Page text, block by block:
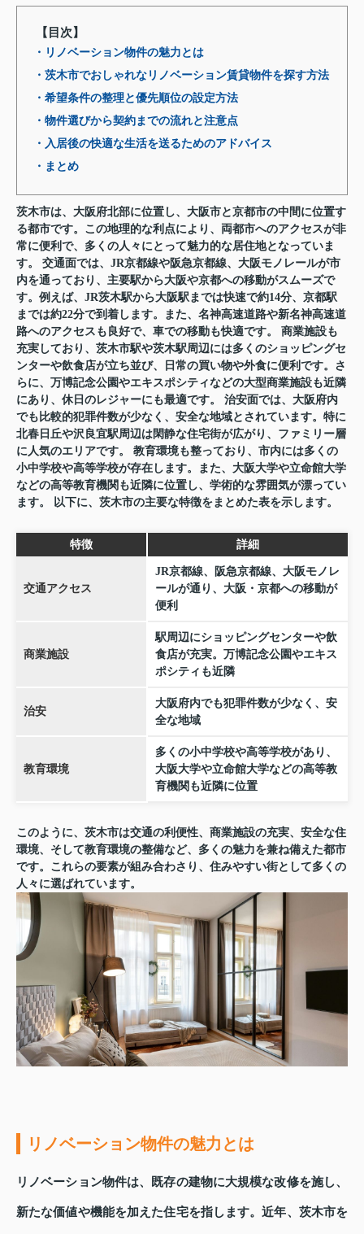
【目次】
・リノベーション物件の魅力とは
・茨木市でおしゃれなリノベーション賃貸物件を探す方法
・希望条件の整理と優先順位の設定方法
・物件選びから契約までの流れと注意点
・入居後の快適な生活を送るためのアドバイス
・まとめ
茨木市は、大阪府北部に位置し、大阪市と京都市の中間に位置す
る都市です。この地理的な利点により、両都市へのアクセスが非
常に便利で、多くの人々にとって魅力的な居住地となっていま
す。 交通面では、JR京都線や阪急京都線、大阪モノレールが市
内を通っており、主要駅から大阪や京都への移動がスムーズで
す。例えば、JR茨木駅から大阪駅までは快速で約14分、京都駅
までは約22分で到着します。また、名神高速道路や新名神高速道
路へのアクセスも良好で、車での移動も快適です。 商業施設も
充実しており、茨木市駅や茨木駅周辺には多くのショッピングセ
ンターや飲食店が立ち並び、日常の買い物や外食に便利です。さ
らに、万博記念公園やエキスポシティなどの大型商業施設も近隣
にあり、休日のレジャーにも最適です。 治安面では、大阪府内
でも比較的犯罪件数が少なく、安全な地域とされています。特に
北春日丘や沢良宜駅周辺は閑静な住宅街が広がり、ファミリー層
に人気のエリアです。 教育環境も整っており、市内には多くの
小中学校や高等学校が存在します。また、大阪大学や立命館大学
などの高等教育機関も近隣に位置し、学術的な雰囲気が漂ってい
ます。 以下に、茨木市の主要な特徴をまとめた表を示します。
特徴 詳細
交通アクセス
JR京都線、阪急京都線、大阪モノレ
ールが通り、大阪・京都への移動が
便利
商業施設
駅周辺にショッピングセンターや飲
食店が充実。万博記念公園やエキス
ポシティも近隣
治安
大阪府内でも犯罪件数が少なく、安
全な地域
教育環境
多くの小中学校や高等学校があり、
大阪大学や立命館大学などの高等教
育機関も近隣に位置
このように、茨木市は交通の利便性、商業施設の充実、安全な住
環境、そして教育環境の整備など、多くの魅力を兼ね備えた都市
です。これらの要素が組み合わさり、住みやすい街として多くの
人々に選ばれています。
リノベーション物件の魅力とは
リノベーション物件は、既存の建物に大規模な改修を施し、
新たな価値や機能を加えた住宅を指します。近年、茨木市を